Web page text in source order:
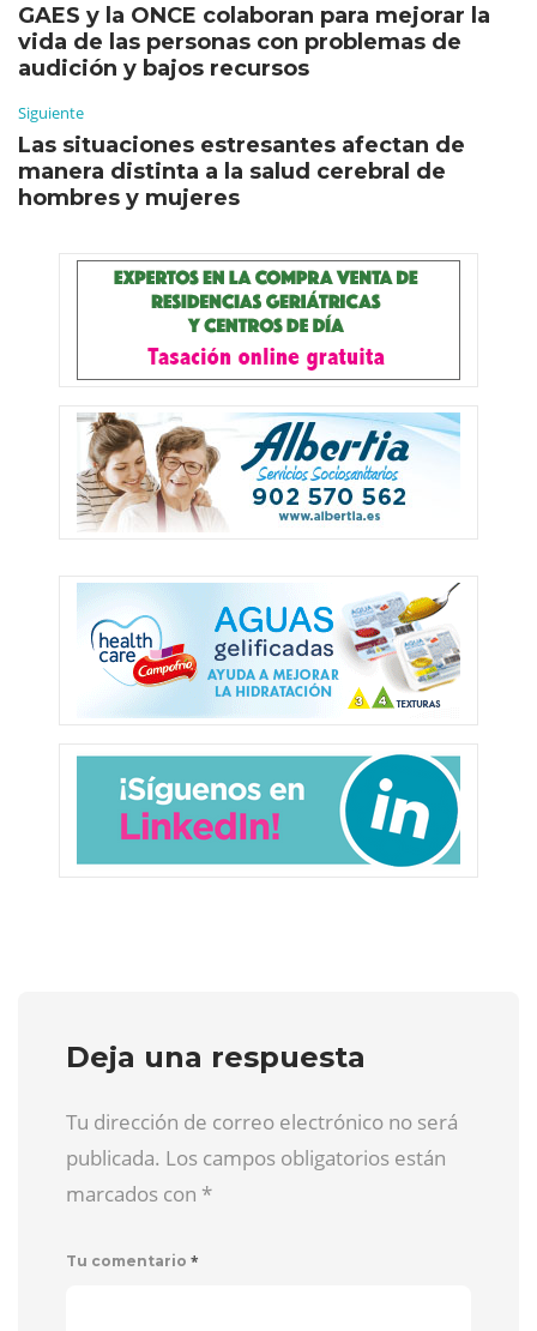
GAES y la ONCE colaboran para mejorar la
vida de las personas con problemas de
audición y bajos recursos
Siguiente
Las situaciones estresantes afectan de
manera distinta a la salud cerebral de
hombres y mujeres
Deja una respuesta
Tu dirección de correo electrónico no será
publicada. Los campos obligatorios están
marcados con *
Tu comentario *